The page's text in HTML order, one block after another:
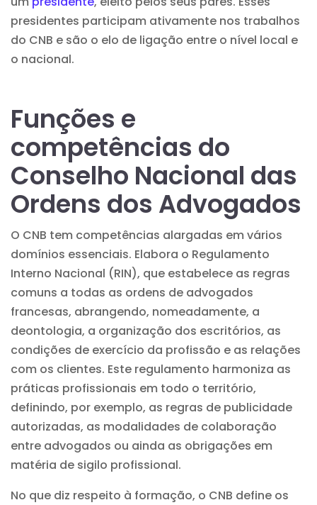
presidentes participam ativamente nos trabalhos
do CNB e são o elo de ligação entre o nível local e
o nacional.
Funções e
competências do
Conselho Nacional das
Ordens dos Advogados
O CNB tem competências alargadas em vários
domínios essenciais. Elabora o Regulamento
Interno Nacional (RIN), que estabelece as regras
comuns a todas as ordens de advogados
francesas, abrangendo, nomeadamente, a
deontologia, a organização dos escritórios, as
condições de exercício da profissão e as relações
com os clientes. Este regulamento harmoniza as
práticas profissionais em todo o território,
definindo, por exemplo, as regras de publicidade
autorizadas, as modalidades de colaboração
entre advogados ou ainda as obrigações em
matéria de sigilo profissional.
No que diz respeito à formação, o CNB define os